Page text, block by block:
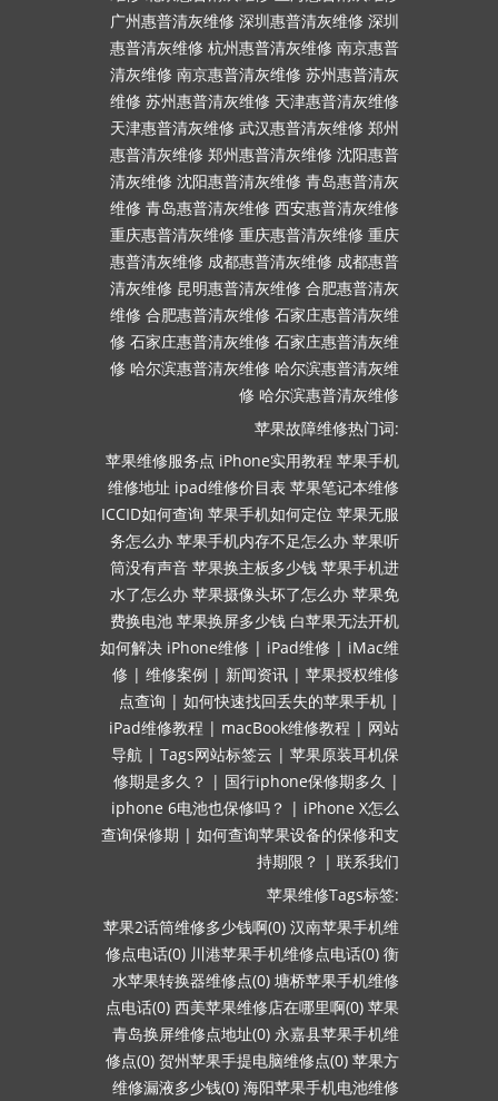
广州惠普清灰维修 深圳惠普清灰维修 深圳
惠普清灰维修 杭州惠普清灰维修 南京惠普
清灰维修 南京惠普清灰维修 苏州惠普清灰
维修 苏州惠普清灰维修 天津惠普清灰维修
天津惠普清灰维修 武汉惠普清灰维修 郑州
惠普清灰维修 郑州惠普清灰维修 沈阳惠普
清灰维修 沈阳惠普清灰维修 青岛惠普清灰
维修 青岛惠普清灰维修 西安惠普清灰维修
重庆惠普清灰维修 重庆惠普清灰维修 重庆
惠普清灰维修 成都惠普清灰维修 成都惠普
清灰维修 昆明惠普清灰维修 合肥惠普清灰
维修 合肥惠普清灰维修 石家庄惠普清灰维
修 石家庄惠普清灰维修 石家庄惠普清灰维
修 哈尔滨惠普清灰维修 哈尔滨惠普清灰维
修 哈尔滨惠普清灰维修
苹果故障维修热门词:
苹果维修服务点 iPhone实用教程 苹果手机
维修地址 ipad维修价目表 苹果笔记本维修
ICCID如何查询 苹果手机如何定位 苹果无服
务怎么办 苹果手机内存不足怎么办 苹果听
筒没有声音 苹果换主板多少钱 苹果手机进
水了怎么办 苹果摄像头坏了怎么办 苹果免
费换电池 苹果换屏多少钱 白苹果无法开机
如何解决 iPhone维修 | iPad维修 | iMac维
修 | 维修案例 | 新闻资讯 | 苹果授权维修
点查询 | 如何快速找回丢失的苹果手机 |
iPad维修教程 | macBook维修教程 | 网站
导航 | Tags网站标签云 | 苹果原装耳机保
修期是多久？ | 国行iphone保修期多久 |
iphone 6电池也保修吗？ | iPhone X怎么
查询保修期 | 如何查询苹果设备的保修和支
持期限？ | 联系我们
苹果维修Tags标签:
苹果2话筒维修多少钱啊(0) 汉南苹果手机维
修点电话(0) 川港苹果手机维修点电话(0) 衡
水苹果转换器维修点(0) 塘桥苹果手机维修
点电话(0) 西美苹果维修店在哪里啊(0) 苹果
青岛换屏维修点地址(0) 永嘉县苹果手机维
修点(0) 贺州苹果手提电脑维修点(0) 苹果方
维修漏液多少钱(0) 海阳苹果手机电池维修